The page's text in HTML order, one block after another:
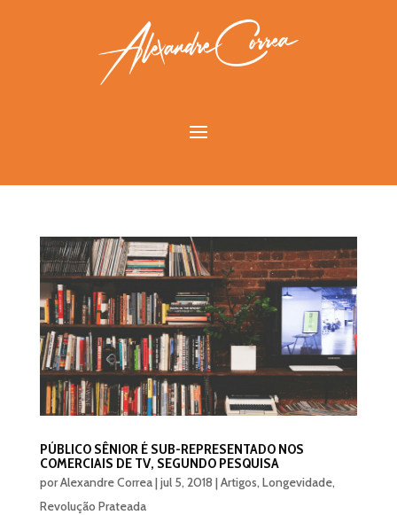
PÚBLICO SÊNIOR É SUB-REPRESENTADO NOS
COMERCIAIS DE TV, SEGUNDO PESQUISA
porAlexandre Correa|jul 5, 2018 |Artigos,Longevidade,
Revolução Prateada